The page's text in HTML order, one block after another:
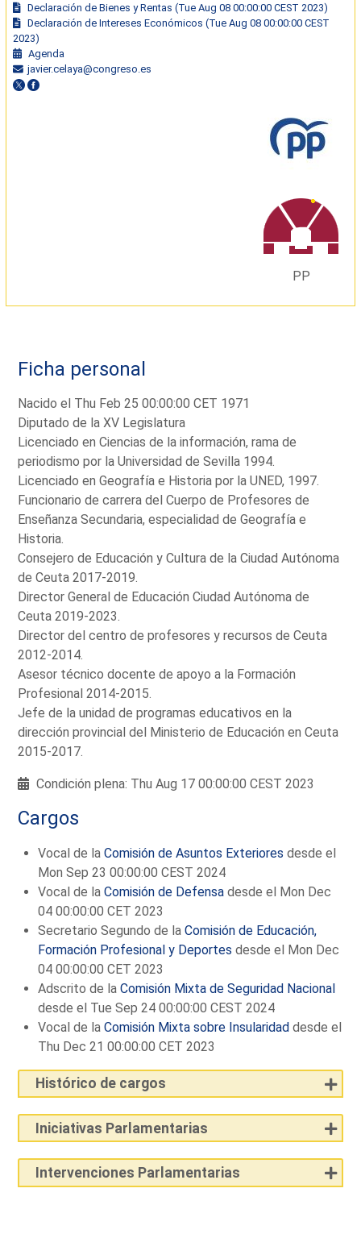
Declaración de Bienes y Rentas (Tue Aug 08 00:00:00 CEST 2023)
Declaración de Intereses Económicos (Tue Aug 08 00:00:00 CEST
2023)
Agenda
javier.celaya@congreso.es
PP
Ficha personal
Nacido el Thu Feb 25 00:00:00 CET 1971
Diputado de la XV Legislatura
Licenciado en Ciencias de la información, rama de
periodismo por la Universidad de Sevilla 1994.
Licenciado en Geografía e Historia por la UNED, 1997.
Funcionario de carrera del Cuerpo de Profesores de
Enseñanza Secundaria, especialidad de Geografía e
Historia.
Consejero de Educación y Cultura de la Ciudad Autónoma
de Ceuta 2017-2019.
Director General de Educación Ciudad Autónoma de
Ceuta 2019-2023.
Director del centro de profesores y recursos de Ceuta
2012-2014.
Asesor técnico docente de apoyo a la Formación
Profesional 2014-2015.
Jefe de la unidad de programas educativos en la
dirección provincial del Ministerio de Educación en Ceuta
2015-2017.
Condición plena: Thu Aug 17 00:00:00 CEST 2023
Cargos
Vocal de laComisión de Asuntos Exteriores desde el
Mon Sep 23 00:00:00 CEST 2024
Vocal de laComisión de Defensa desde el Mon Dec
04 00:00:00 CET 2023
Secretario Segundo de laComisión de Educación,
Formación Profesional y Deportes desde el Mon Dec
04 00:00:00 CET 2023
Adscrito de laComisión Mixta de Seguridad Nacional
desde el Tue Sep 24 00:00:00 CEST 2024
Vocal de laComisión Mixta sobre Insularidad desde el
Thu Dec 21 00:00:00 CET 2023
Histórico de cargos
Iniciativas Parlamentarias
Intervenciones Parlamentarias